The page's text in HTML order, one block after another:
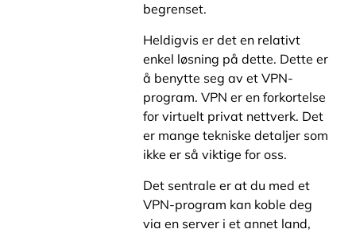
begrenset.
Heldigvis er det en relativt
enkel løsning på dette. Dette er
å benytte seg av et VPN-
program. VPN er en forkortelse
for virtuelt privat nettverk. Det
er mange tekniske detaljer som
ikke er så viktige for oss.
Det sentrale er at du med et
VPN-program kan koble deg
via en server i et annet land,